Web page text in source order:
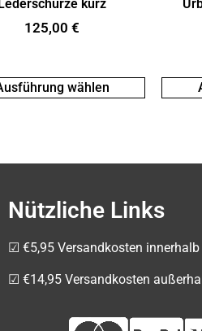
kurz
125,00 €
wählen
Nützliche Links
☑ €5,95 Versandkosten
☑ €14,95 Versandkosten